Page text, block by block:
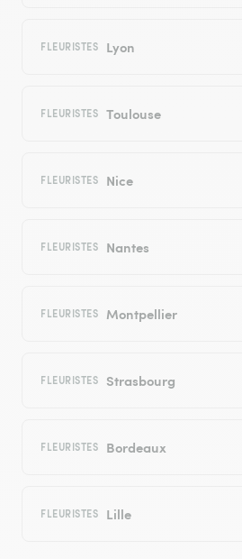
FLEURISTES Lyon
FLEURISTES Toulouse
FLEURISTES Nice
FLEURISTES Nantes
FLEURISTES Montpellier
FLEURISTES Strasbourg
FLEURISTES Bordeaux
FLEURISTES Lille